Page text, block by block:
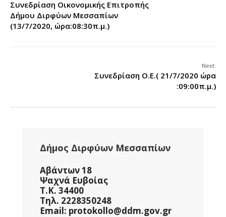
Συνεδρίαση Οικονομικής Επιτροπής
Δήμου Διρφύων Μεσσαπίων
(13/7/2020, ώρα:08:30π.μ.)
Next:
Συνεδρίαση Ο.Ε.( 21/7/2020 ώρα
:09:00π.μ.)
Δήμος Διρφύων Μεσσαπίων
Αβάντων 18
Ψαχνά Ευβοίας
Τ.Κ. 34400
Τηλ. 2228350248
Email: protokollo@ddm.gov.gr